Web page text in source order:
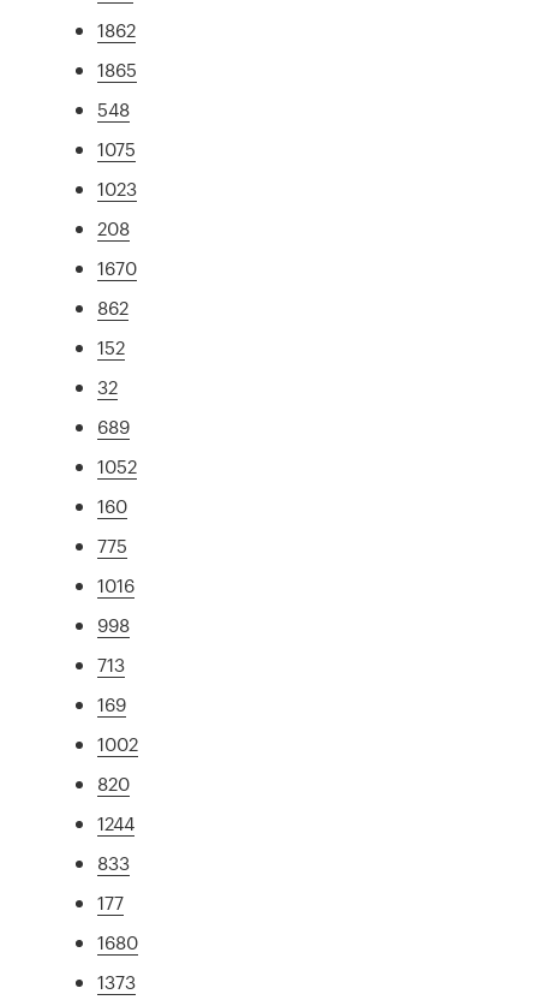
1862
1865
548
1075
1023
208
1670
862
152
32
689
1052
160
775
1016
998
713
169
1002
820
1244
833
177
1680
1373